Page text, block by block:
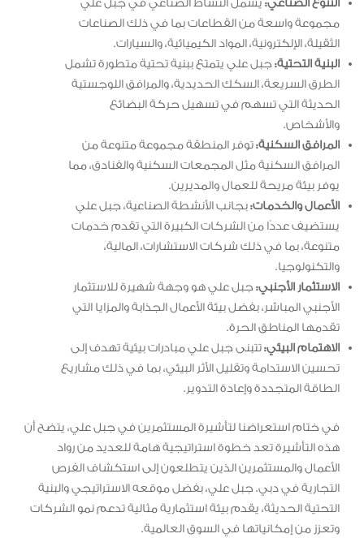
التنوع الصناعي: يشمل النشاط الصناعي في جبل علي
مجموعة واسعة من القطاعات بما في ذلك الصناعات
الثقيلة، الإلكترونية، المواد الكيميائية، والسيارات.
البنية التحتية:جبل علي يتمتع ببنية تحتية متطورة تشمل
الطرق السريعة، السكك الحديدية، والمرافق اللوجستية
الحديثة التي تسهم في تسهيل حركة البضائع
والأشخاص.
المرافق السكنية:توفر المنطقة مجموعة متنوعة من
المرافق السكنية مثل المجمعات السكنية والفنادق، مما
يوفر بيئة مريحة للعمال والمديرين.
الأعمال والخدمات:بجانب الأنشطة الصناعية، جبل علي
يستضيف عددًا من الشركات الكبيرة التي تقدم خدمات
متنوعة، بما في ذلك شركات الاستشارات، المالية،
والتكنولوجيا.
الاستثمار الأجنبي:جبل علي هو وجهة شهيرة للاستثمار
الأجنبي المباشر، بفضل بيئة الأعمال الجذابة والمزايا التي
تقدمها المناطق الحرة.
الاهتمام البيئي:تتبنى جبل علي مبادرات بيئية تهدف إلى
تحسين الاستدامة وتقليل الأثر البيئي، بما في ذلك مشاريع
الطاقة المتجددة وإعادة التدوير.
في ختام استعراضنا لتأشيرة المستثمرين في جبل علي، يتضح أن
هذه التأشيرة تعد خطوة استراتيجية هامة للعديد من رواد
الأعمال والمستثمرين الذين يتطلعون إلى استكشاف الفرص
التجارية في دبي. جبل علي، بفضل موقعه الاستراتيجي والبنية
التحتية الحديثة، يقدم بيئة استثمارية مثالية تدعم نمو الشركات
وتعزز من إمكانياتها في السوق العالمية.